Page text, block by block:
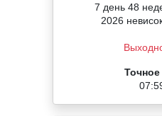
7 день 48
2026